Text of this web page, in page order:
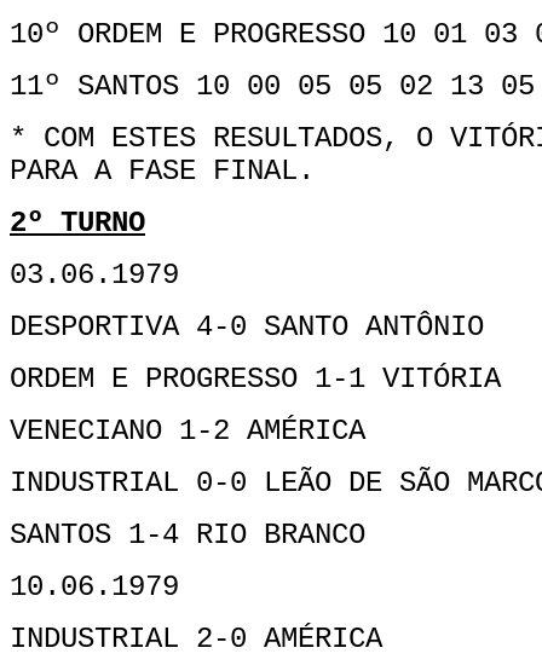
10º ORDEM E PROGRESSO 10 01
11º SANTOS 10 00 05 05 02 13 05
* COM ESTES RESULTADOS, O
PARA A FASE FINAL.
2º TURNO
03.06.1979
DESPORTIVA 4-0 SANTO ANTÔNIO
ORDEM E PROGRESSO 1-1 VITÓRIA
VENECIANO 1-2 AMÉRICA
INDUSTRIAL 0-0 LEÃO DE SÃO
SANTOS 1-4 RIO BRANCO
10.06.1979
INDUSTRIAL 2-0 AMÉRICA